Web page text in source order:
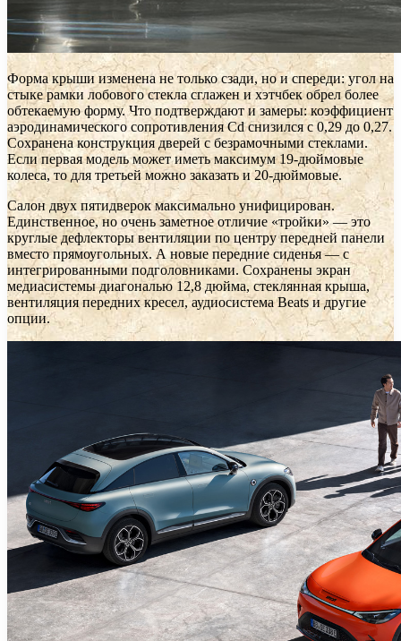
Форма крыши изменена не только сзади, но и спереди: угол на
стыке рамки лобового стекла сглажен и хэтчбек обрел более
обтекаемую форму. Что подтверждают и замеры: коэффициент
аэродинамического сопротивления Cd снизился с 0,29 до 0,27.
Сохранена конструкция дверей с безрамочными стеклами.
Если первая модель может иметь максимум 19-дюймовые
колеса, то для третьей можно заказать и 20-дюймовые.
Салон двух пятидверок максимально унифицирован.
Единственное, но очень заметное отличие «тройки» — это
круглые дефлекторы вентиляции по центру передней панели
вместо прямоугольных. А новые передние сиденья — с
интегрированными подголовниками. Сохранены экран
медиасистемы диагональю 12,8 дюйма, стеклянная крыша,
вентиляция передних кресел, аудиосистема Beats и другие
опции.